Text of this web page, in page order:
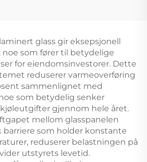
glass gir eksepsjonell
som fører til betydelige
for eiendomsinvestorer. Dette
reduserer varmeoverføring
sammenlignet med
som betydelig senker
gjennom hele året.
mellom glasspanelen
barriere som holder konstante
reduserer belastningen på
utstyrets levetid.